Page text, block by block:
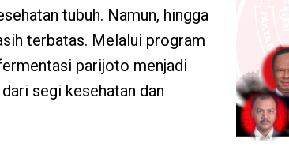
tubuh. Namun, hingga
terbatas. Melalui program
parijoto menjadi
segi kesehatan dan